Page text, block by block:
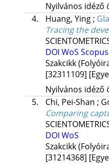
Nyilvános idéző
4.
Huang, Ying;
Tracing the
DOI WoS Scopus
Szakcikk
[32311109]
Nyilvános idéző
5.
Chi, Pei-Shan ;
Comparing
DOI WoS
Szakcikk
[31214368]